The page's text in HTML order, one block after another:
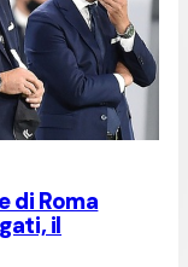
di Roma
il